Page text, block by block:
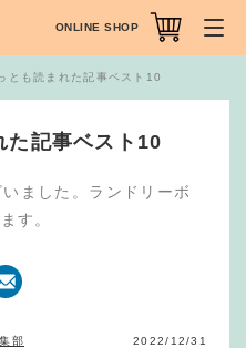
とも読まれた記事ベスト10
た記事ベスト10
ました。ランドリーボ
す。
部 2022/12/31
ONLINE SHOP